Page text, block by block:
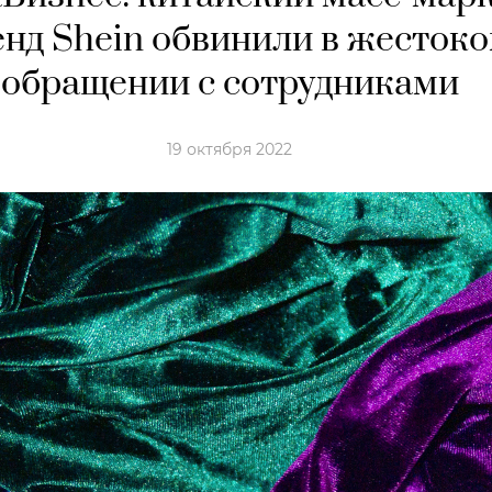
Shein обвинили в
обращении с сотрудниками
19 октября 2022